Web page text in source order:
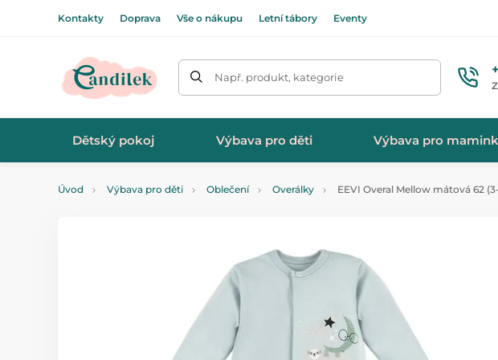
Kontakty Doprava Vše o nákupu Letní tábory Eventy
Např. produkt, kategorie
Dětský pokoj Výbava pro děti Výbava pro
Úvod Výbava pro děti Oblečení Overálky EEVI Overal Mellow mátová 62